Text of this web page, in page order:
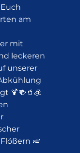
am
mit
leckeren
unserer
🍹🍻🥤🧊
🎺